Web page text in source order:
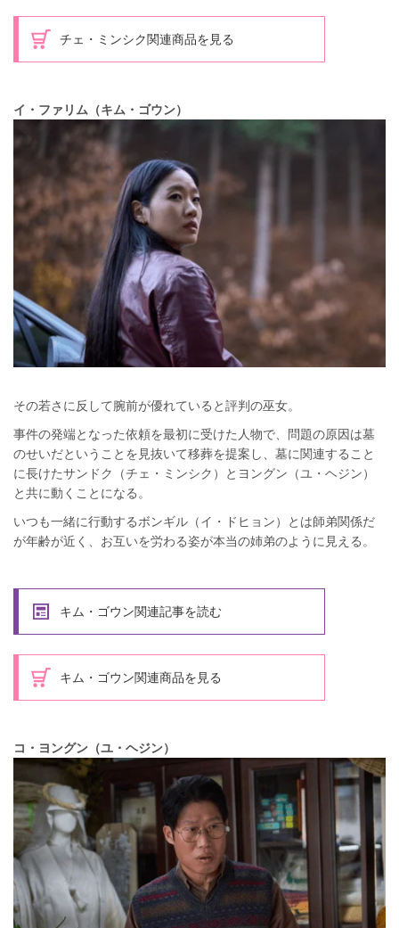
チェ・ミンシク関連商品を見る
イ・ファリム（キム・ゴウン）
その若さに反して腕前が優れていると評判の巫女。
事件の発端となった依頼を最初に受けた人物で、問題の原因は墓
のせいだということを見抜いて移葬を提案し、墓に関連すること
に長けたサンドク（チェ・ミンシク）とヨングン（ユ・ヘジン）
と共に動くことになる。
いつも一緒に行動するボンギル（イ・ドヒョン）とは師弟関係だ
が年齢が近く、お互いを労わる姿が本当の姉弟のように見える。
キム・ゴウン関連記事を読む
キム・ゴウン関連商品を見る
コ・ヨングン（ユ・ヘジン）